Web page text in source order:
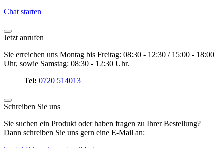
Chat starten
Jetzt anrufen
Sie erreichen uns Montag bis Freitag: 08:30 - 12:30 / 15:00 - 18:00
Uhr, sowie Samstag: 08:30 - 12:30 Uhr.
Tel: 0720 514013
Schreiben Sie uns
Sie suchen ein Produkt oder haben fragen zu Ihrer Bestellung?
Dann schreiben Sie uns gern eine E-Mail an: